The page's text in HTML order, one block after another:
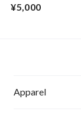
¥5,000
Apparel